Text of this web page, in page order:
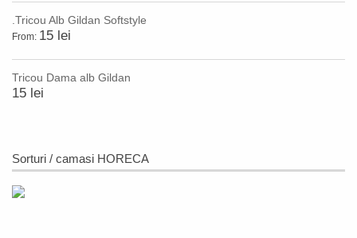
.Tricou Alb Gildan Softstyle
From: 15 lei
Tricou Dama alb Gildan
15 lei
Sorturi / camasi HORECA